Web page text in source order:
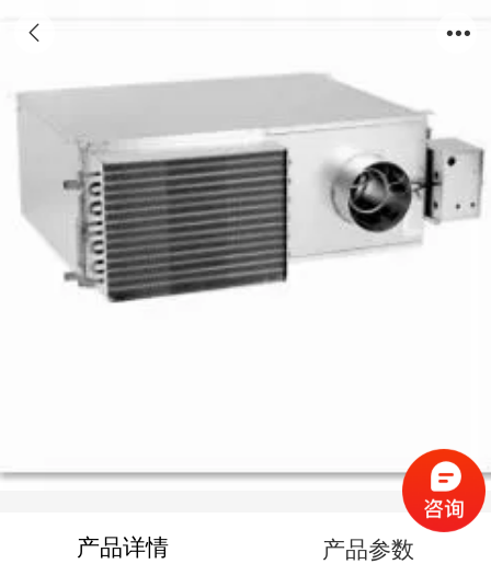
产品详情 产品参数